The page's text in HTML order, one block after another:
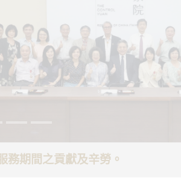
務期間之貢獻及辛勞。